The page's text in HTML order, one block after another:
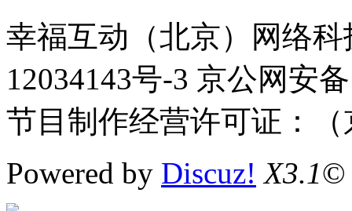
幸福互动（北京）网络
12034143号-3 京公网安
节目制作经营许可证：（
Powered by Discuz! X3.1©